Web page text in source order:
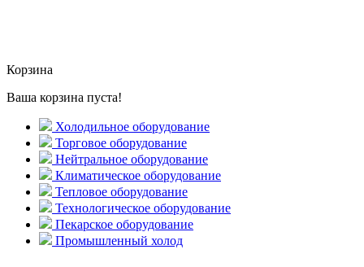
Корзина
Ваша корзина пуста!
Холодильное оборудование
Торговое оборудование
Нейтральное оборудование
Климатическое оборудование
Тепловое оборудование
Технологическое оборудование
Пекарское оборудование
Промышленный холод